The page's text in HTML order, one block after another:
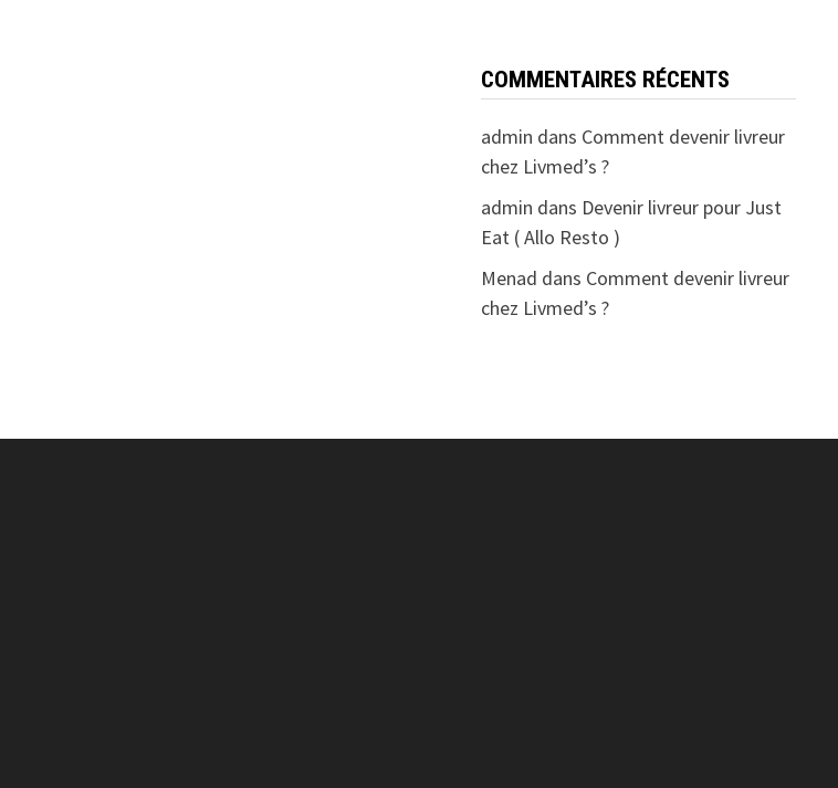
COMMENTAIRES RÉCENTS
admin dans Comment devenir livreur
chez Livmed’s ?
admin dans Devenir livreur pour Just
Eat ( Allo Resto )
Menad dans Comment devenir livreur
chez Livmed’s ?